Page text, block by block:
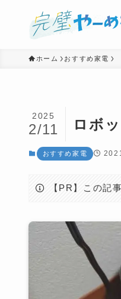
ホーム おすすめ家電
ロボ
2025
2/11
おすすめ家電
【PR】この記